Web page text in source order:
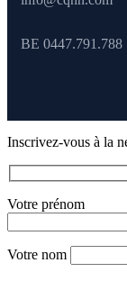
BE 0447.791.788
Inscrivez-vous à la
Votre prénom
Votre nom